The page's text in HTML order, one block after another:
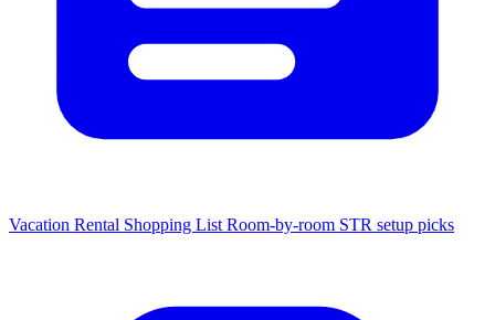
Vacation Rental Shopping List Room-by-room STR setup picks